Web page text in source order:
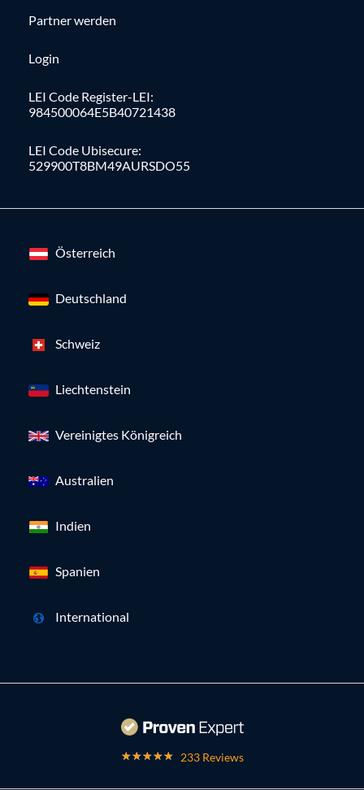
Partner werden
Login
LEI Code Register-LEI:
984500064E5B40721438
LEI Code Ubisecure:
529900T8BM49AURSDO55
Österreich
Deutschland
Schweiz
Liechtenstein
Vereinigtes Königreich
Australien
Indien
Spanien
International
233 Reviews